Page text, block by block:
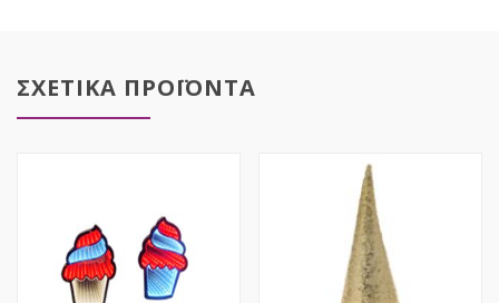
ΣΧΕΤΙΚΑ ΠΡΟΪΟΝΤΑ